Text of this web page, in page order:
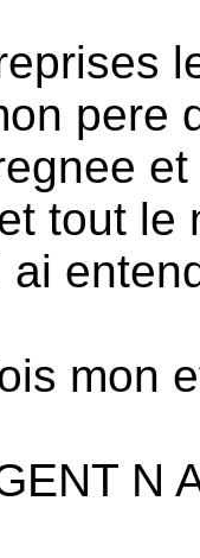
pere
tout le
ai
mon
N